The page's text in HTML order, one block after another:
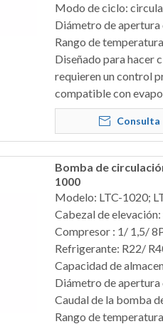
Modo de ciclo:
Diámetro de apertura
Rango de
Diseñado para hacer
requieren un control
compatible con
Consulta
Bomba de
1000
Modelo: LTC-1020;
Cabezal de
Compresor : 1/ 1,5/
Refrigerante: R22/
Capacidad de
Diámetro de
Caudal de la bomba
Rango de